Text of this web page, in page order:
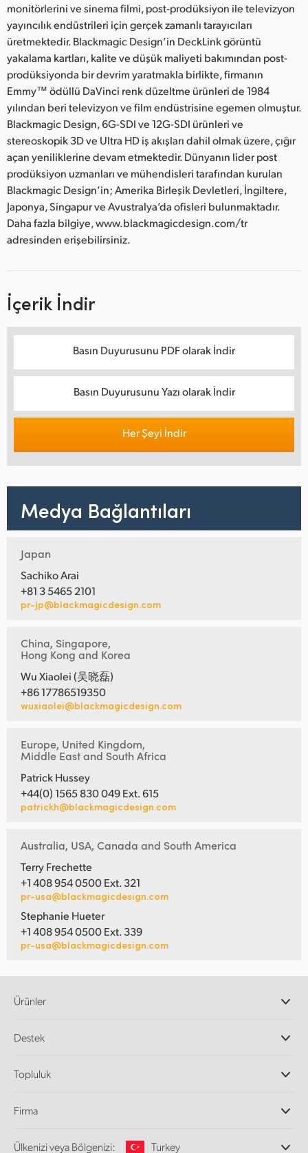
monitörlerini ve sinema filmi, post-prodüksiyon ile televizyon
yayıncılık endüstrileri için gerçek zamanlı tarayıcıları
üretmektedir. Blackmagic Design’in DeckLink görüntü
yakalama kartları, kalite ve düşük maliyeti bakımından post-
prodüksiyonda bir devrim yaratmakla birlikte, firmanın
Emmy™ ödüllü DaVinci renk düzeltme ürünleri de 1984
yılından beri televizyon ve film endüstrisine egemen olmuştur.
Blackmagic Design, 6G-SDI ve 12G-SDI ürünleri ve
stereoskopik 3D ve Ultra HD iş akışları dahil olmak üzere, çığır
açan yeniliklerine devam etmektedir. Dünyanın lider post
prodüksiyon uzmanları ve mühendisleri tarafından kurulan
Blackmagic Design’in; Amerika Birleşik Devletleri, İngiltere,
Japonya, Singapur ve Avustralya’da ofisleri bulunmaktadır.
Daha fazla bilgiye, www.blackmagicdesign.com/tr
adresinden erişebilirsiniz.
İçerik İndir
Basın Duyurusunu PDF olarak İndir
Basın Duyurusunu Yazı olarak İndir
Her Şeyi İndir
Medya Bağlantıları
Japan
Sachiko Arai
+81 3 5465 2101
pr-jp@blackmagicdesign.com
China, Singapore,
Hong Kong and Korea
Wu Xiaolei (吴晓磊)
+86 17786519350
wuxiaolei@blackmagicdesign.com
Europe, United Kingdom,
Middle East and South Africa
Patrick Hussey
+44(0) 1565 830 049 Ext. 615
patrickh@blackmagicdesign.com
Australia, USA, Canada and South America
Terry Frechette
+1 408 954 0500 Ext. 321
pr-usa@blackmagicdesign.com
Stephanie Hueter
+1 408 954 0500 Ext. 339
pr-usa@blackmagicdesign.com
Ürünler
DaVinci Resolve ve Fusion Yazılımı
Ultimatte
Kayıt ve Oynatım
Video Format Çevirici
Destek
Destek Merkezi
Topluluk
Firma
Ülkenizi veya Bölgenizi: Turkey